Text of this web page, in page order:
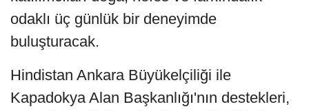
odaklı üç günlük bir deneyimde
buluşturacak.
Hindistan Ankara Büyükelçiliği ile
Kapadokya Alan Başkanlığı'nın destekleri,